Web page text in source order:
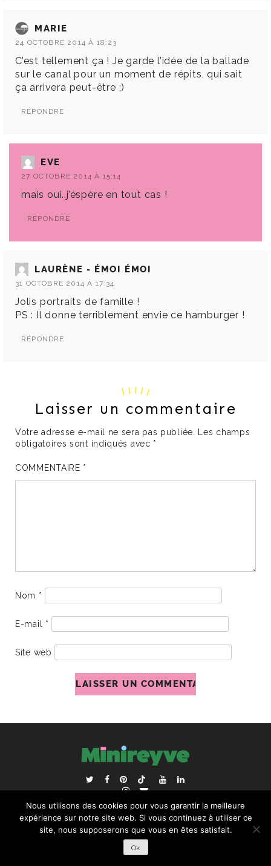
MARIE
24 OCTOBRE 2014 À 18:23
C’est tellement ça ! Je garde l’idée de la ballade
sur le canal pour un moment de répits, qui sait
ça arrivera peut-être ;)
RÉPONDRE
EVE
27 OCTOBRE 2014 À 15:14
mais oui..j’éspère en tout cas !
RÉPONDRE
LAURÈNE - ÉMOI ÉMOI
31 OCTOBRE 2014 À 17:34
Jolis portraits de famille !
PS : Il donne terriblement envie ce hamburger !
RÉPONDRE
Laisser un commentaire
Votre adresse e-mail ne sera pas publiée. Les champs
obligatoires sont indiqués avec *
COMMENTAIRE *
Nom *
E-mail *
Site web
ACCUEIL BLOGROLL
RECHERCHER :
Nous utilisons des cookies pour vous garantir la meilleure
expérience sur notre site web. Si vous continuez à utiliser ce
site, nous supposerons que vous en êtes satisfait.
Ok